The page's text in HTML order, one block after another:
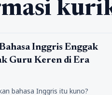
Inggris Enggak
Guru Keren di Era
bahasa Inggris itu kuno?